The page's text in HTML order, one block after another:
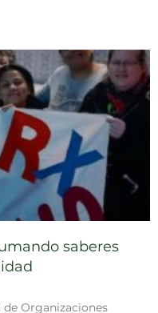
saberes
de Organizaciones